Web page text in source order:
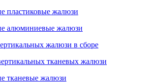
пластиковые жалюзи
алюминиевые жалюзи
жалюзи в сборе
тканевых жалюзи
тканевые жалюзи